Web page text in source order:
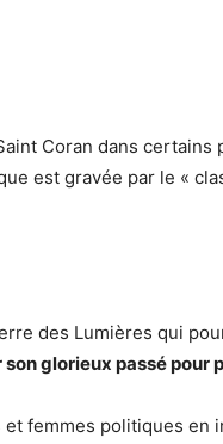
Coran dans
est gravée par le «
des Lumières qui
son glorieux passé pour
femmes politiques